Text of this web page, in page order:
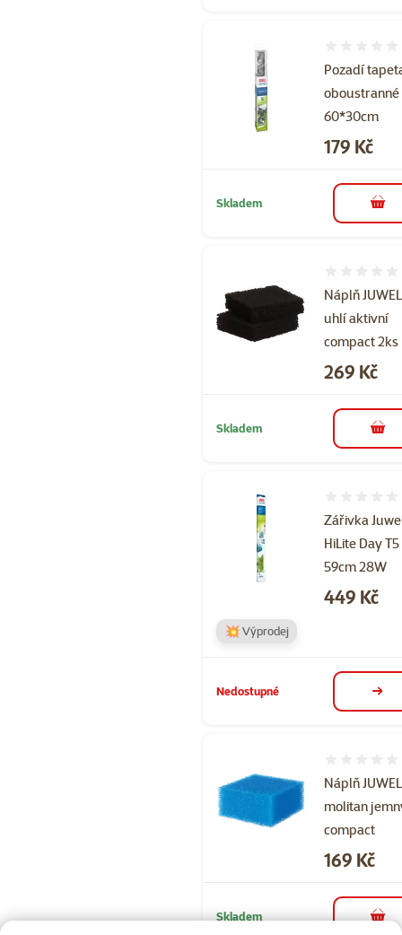
Pozadí
oboustranné
60*30cm
Cena
179 Kč
Skladem do
Náplň JUWEL
uhlí aktivní
compact 2ks
Cena
269 Kč
Skladem do
Zářivka
HiLite Day
59cm 28W
Cena
449 Kč
💥 Výprodej
Nedostupné
Náplň JUWEL
molitan
compact
Cena
169 Kč
Skladem do